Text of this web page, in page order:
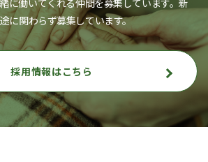
に働いてくれる仲間を募集しています。新
に関わらず募集しています。
採用情報はこちら